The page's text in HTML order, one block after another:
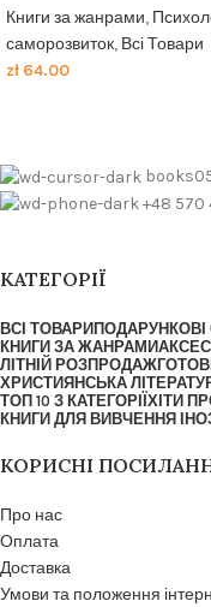
Книги за жанрами,
саморозвиток, Всі Товари
zł 64.00
+48 570
КАТЕГОРІЇ
ВСІ ТОВАРИ ПОДАРУНКОВІ
КНИГИ ЗА ЖАНРАМИ
ЛІТНІЙ РОЗПРОДАЖ
ХРИСТИЯНСЬКА
ТОП 10 З КАТЕГОРІЇ ХІТИ
КНИГИ ДЛЯ ВИВЧЕННЯ
КОРИСНІ
Про нас
Оплата
Доставка
Умови та положення